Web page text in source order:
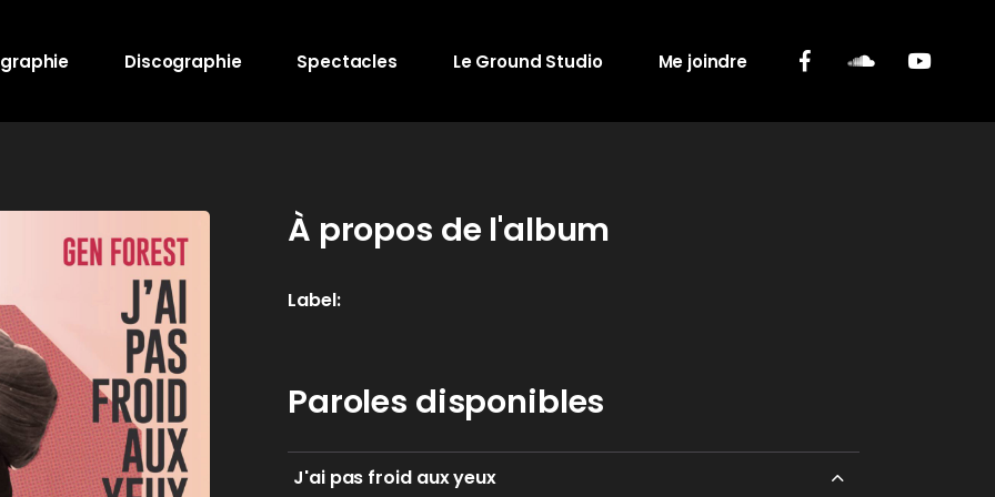
Discographie Spectacles Le Ground Studio Me joindre
À propos de l'album
Label
Paroles disponibles
J'ai pas froid aux yeux